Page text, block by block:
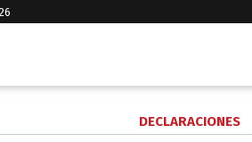
DECLARACIONES